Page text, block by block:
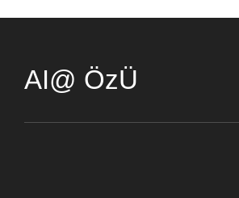
AI@ ÖzÜ